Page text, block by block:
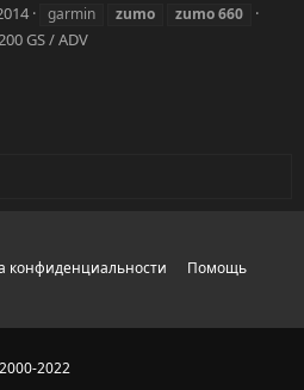
garmin zumo zumo660
GS / ADV
конфиденциальности
Помощь
2022